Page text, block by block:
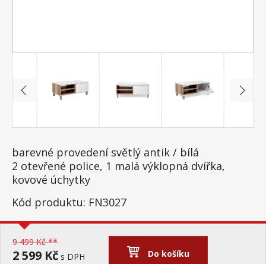
barevné provedení světlý antik / bílá
2 otevřené police, 1 malá výklopná dvířka,
kovové úchytky
Kód produktu: FN3027
9 499 Kč **
2 599 Kč s DPH Do košíku